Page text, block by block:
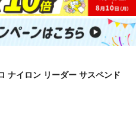
ナイロン リーダー サスペンド